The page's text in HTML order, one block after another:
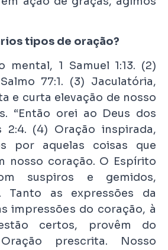
tipos de oração?
mental, 1 Samuel 1:13. (2)
77:1. (3) Jaculatória,
e curta elevação de nosso
“Então orei ao Deus dos
2:4. (4) Oração inspirada,
por aquelas coisas que
nosso coração. O Espírito
suspiros e gemidos,
Tanto as expressões da
impressões do coração, à
certos, provêm do
prescrita. Nosso